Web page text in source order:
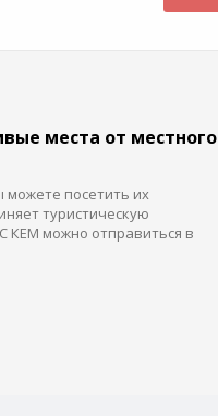
места от местного
можете посетить их
туристическую
КЕМ можно отправиться в